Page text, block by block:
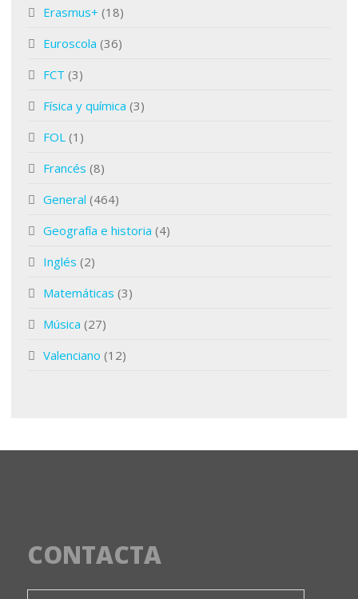
Erasmus+ (18)
Euroscola (36)
FCT (3)
Física y química (3)
FOL (1)
Francés (8)
General (464)
Geografía e historia (4)
Inglés (2)
Matemáticas (3)
Música (27)
Valenciano (12)
CONTACTA